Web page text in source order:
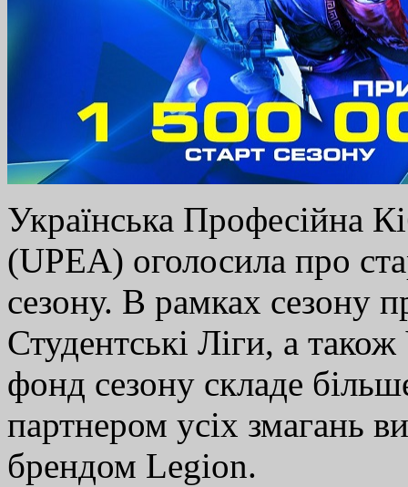
Українська Професійна
(UPEA) оголосила про
сезону. В рамках сезону
Студентські Ліги, а
фонд сезону складе
партнером усіх змагань
брендом Legion.